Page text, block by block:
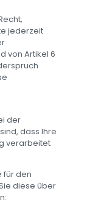
jederzeit
von Artikel 6
der
dass Ihre
verarbeitet
für den
diese über